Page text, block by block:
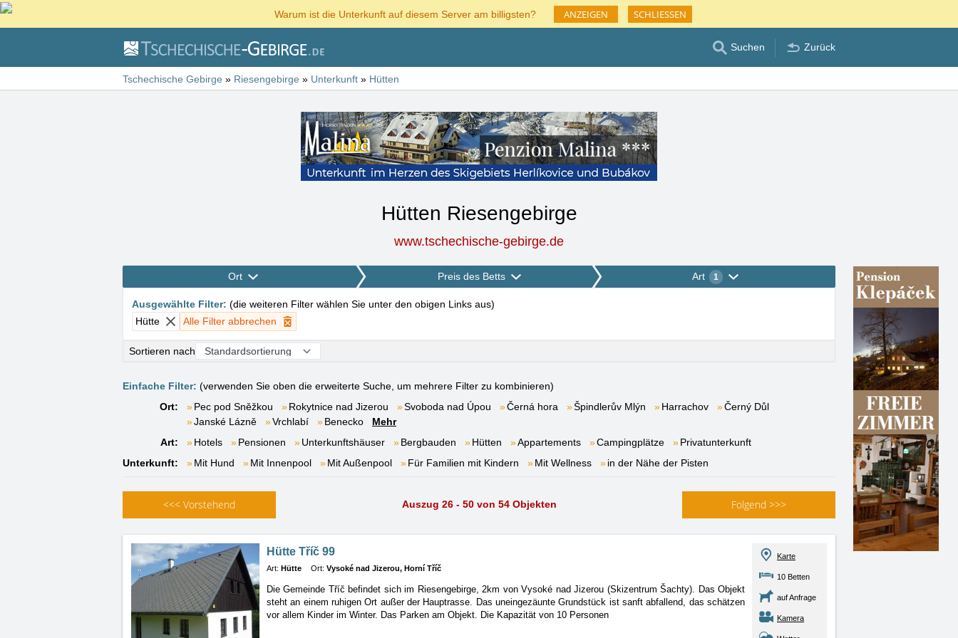
Warum ist die Unterkunft auf diesem Server am billigsten? ANZEIGEN SCHLIESSEN
Suchen Zurück
Tschechische Gebirge » Riesengebirge » Unterkunft » Hütten
Hütten Riesengebirge
www.tschechische-gebirge.de
Ort Preis des Betts Art 1
Ausgewählte Filter: (die weiteren Filter wählen Sie unter den obigen Links aus)
Hütte
Alle Filter abbrechen
Sortieren nach
Einfache Filter: (verwenden Sie oben die erweiterte Suche, um mehrere Filter zu kombinieren)
Ort:
Pec pod Sněžkou Rokytnice nad Jizerou Svoboda nad Úpou Černá hora Špindlerův Mlýn Harrachov
Černý Důl
Janské Lázně
Vrchlabí Benecko
Mehr
Art:
Hotels Pensionen Unterkunftshäuser Bergbauden Hütten Appartements Campingplätze
Privatunterkunft
Unterkunft:
Mit Hund Mit Innenpool Mit Außenpool Für Familien mit Kindern Mit Wellness in der Nähe der Pisten
<<< Vorstehend Auszug 26 - 50 von 54 Objekten Folgend >>>
Hütte Tříč 99
Art: Hütte Ort: Vysoké nad Jizerou, Horní Tříč
Die Gemeinde Tříč befindet sich im Riesengebirge, 2km von Vysoké nad Jizerou (Skizentrum Šachty). Das Objekt
stehtan einem ruhigen Ort außer der Hauptrasse. Das uneingezäunte Grundstück ist sanft abfallend, das schätzen
vor allem Kinder im Winter. Das Parken am Objekt. Die Kapazität von 10 Personen
Karte
10 Betten
auf Anfrage
Kamera